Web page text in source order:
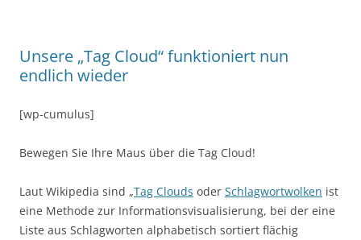
Unsere „Tag Cloud“ funktioniert nun
endlich wieder
[wp-cumulus]
Bewegen Sie Ihre Maus über die Tag Cloud!
Laut Wikipedia sind „Tag Clouds oder Schlagwortwolken ist
eine Methode zur Informationsvisualisierung, bei der eine
Liste aus Schlagworten alphabetisch sortiert flächig